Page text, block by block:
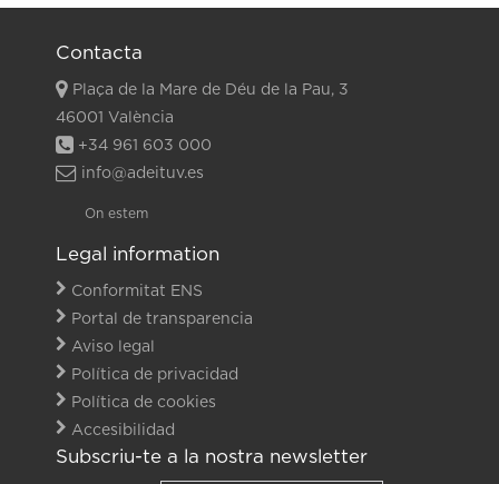
Contacta
Plaça de la Mare de Déu de la Pau, 3
46001 València
+34 961 603 000
info@adeituv.es
On estem
Legal information
Conformitat ENS
Portal de transparencia
Aviso legal
Política de privacidad
Política de cookies
Accesibilidad
Subscriu-te a la nostra newsletter